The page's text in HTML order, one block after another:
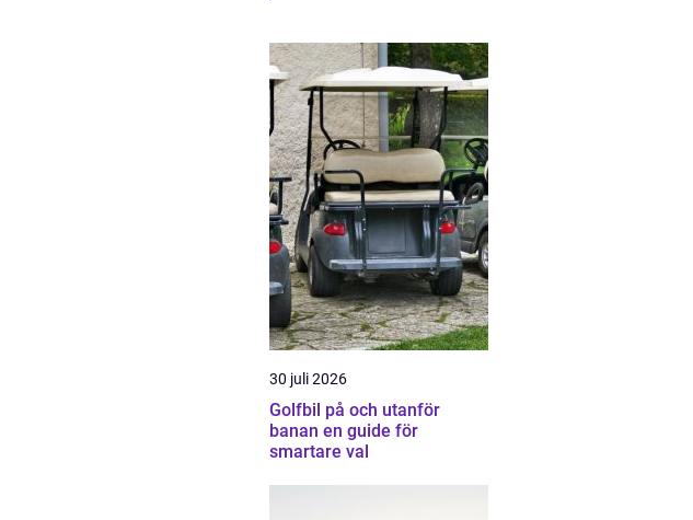
30 juli 2026
Golfbil på och utanför
banan en guide för
smartare val